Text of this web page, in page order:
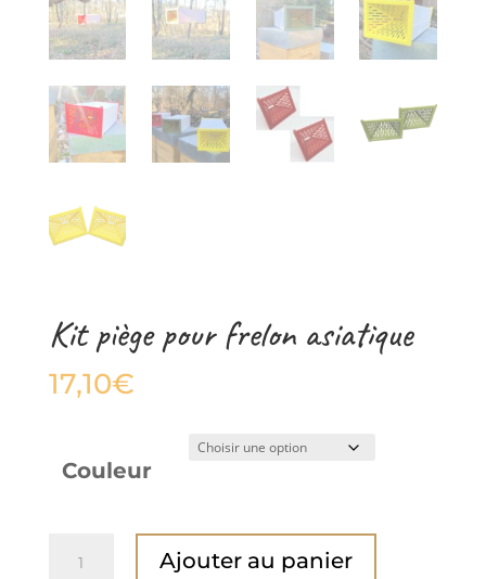
Kit piège pour frelon asiatique
17,10€
Couleur
quantité
Ajouter au panier